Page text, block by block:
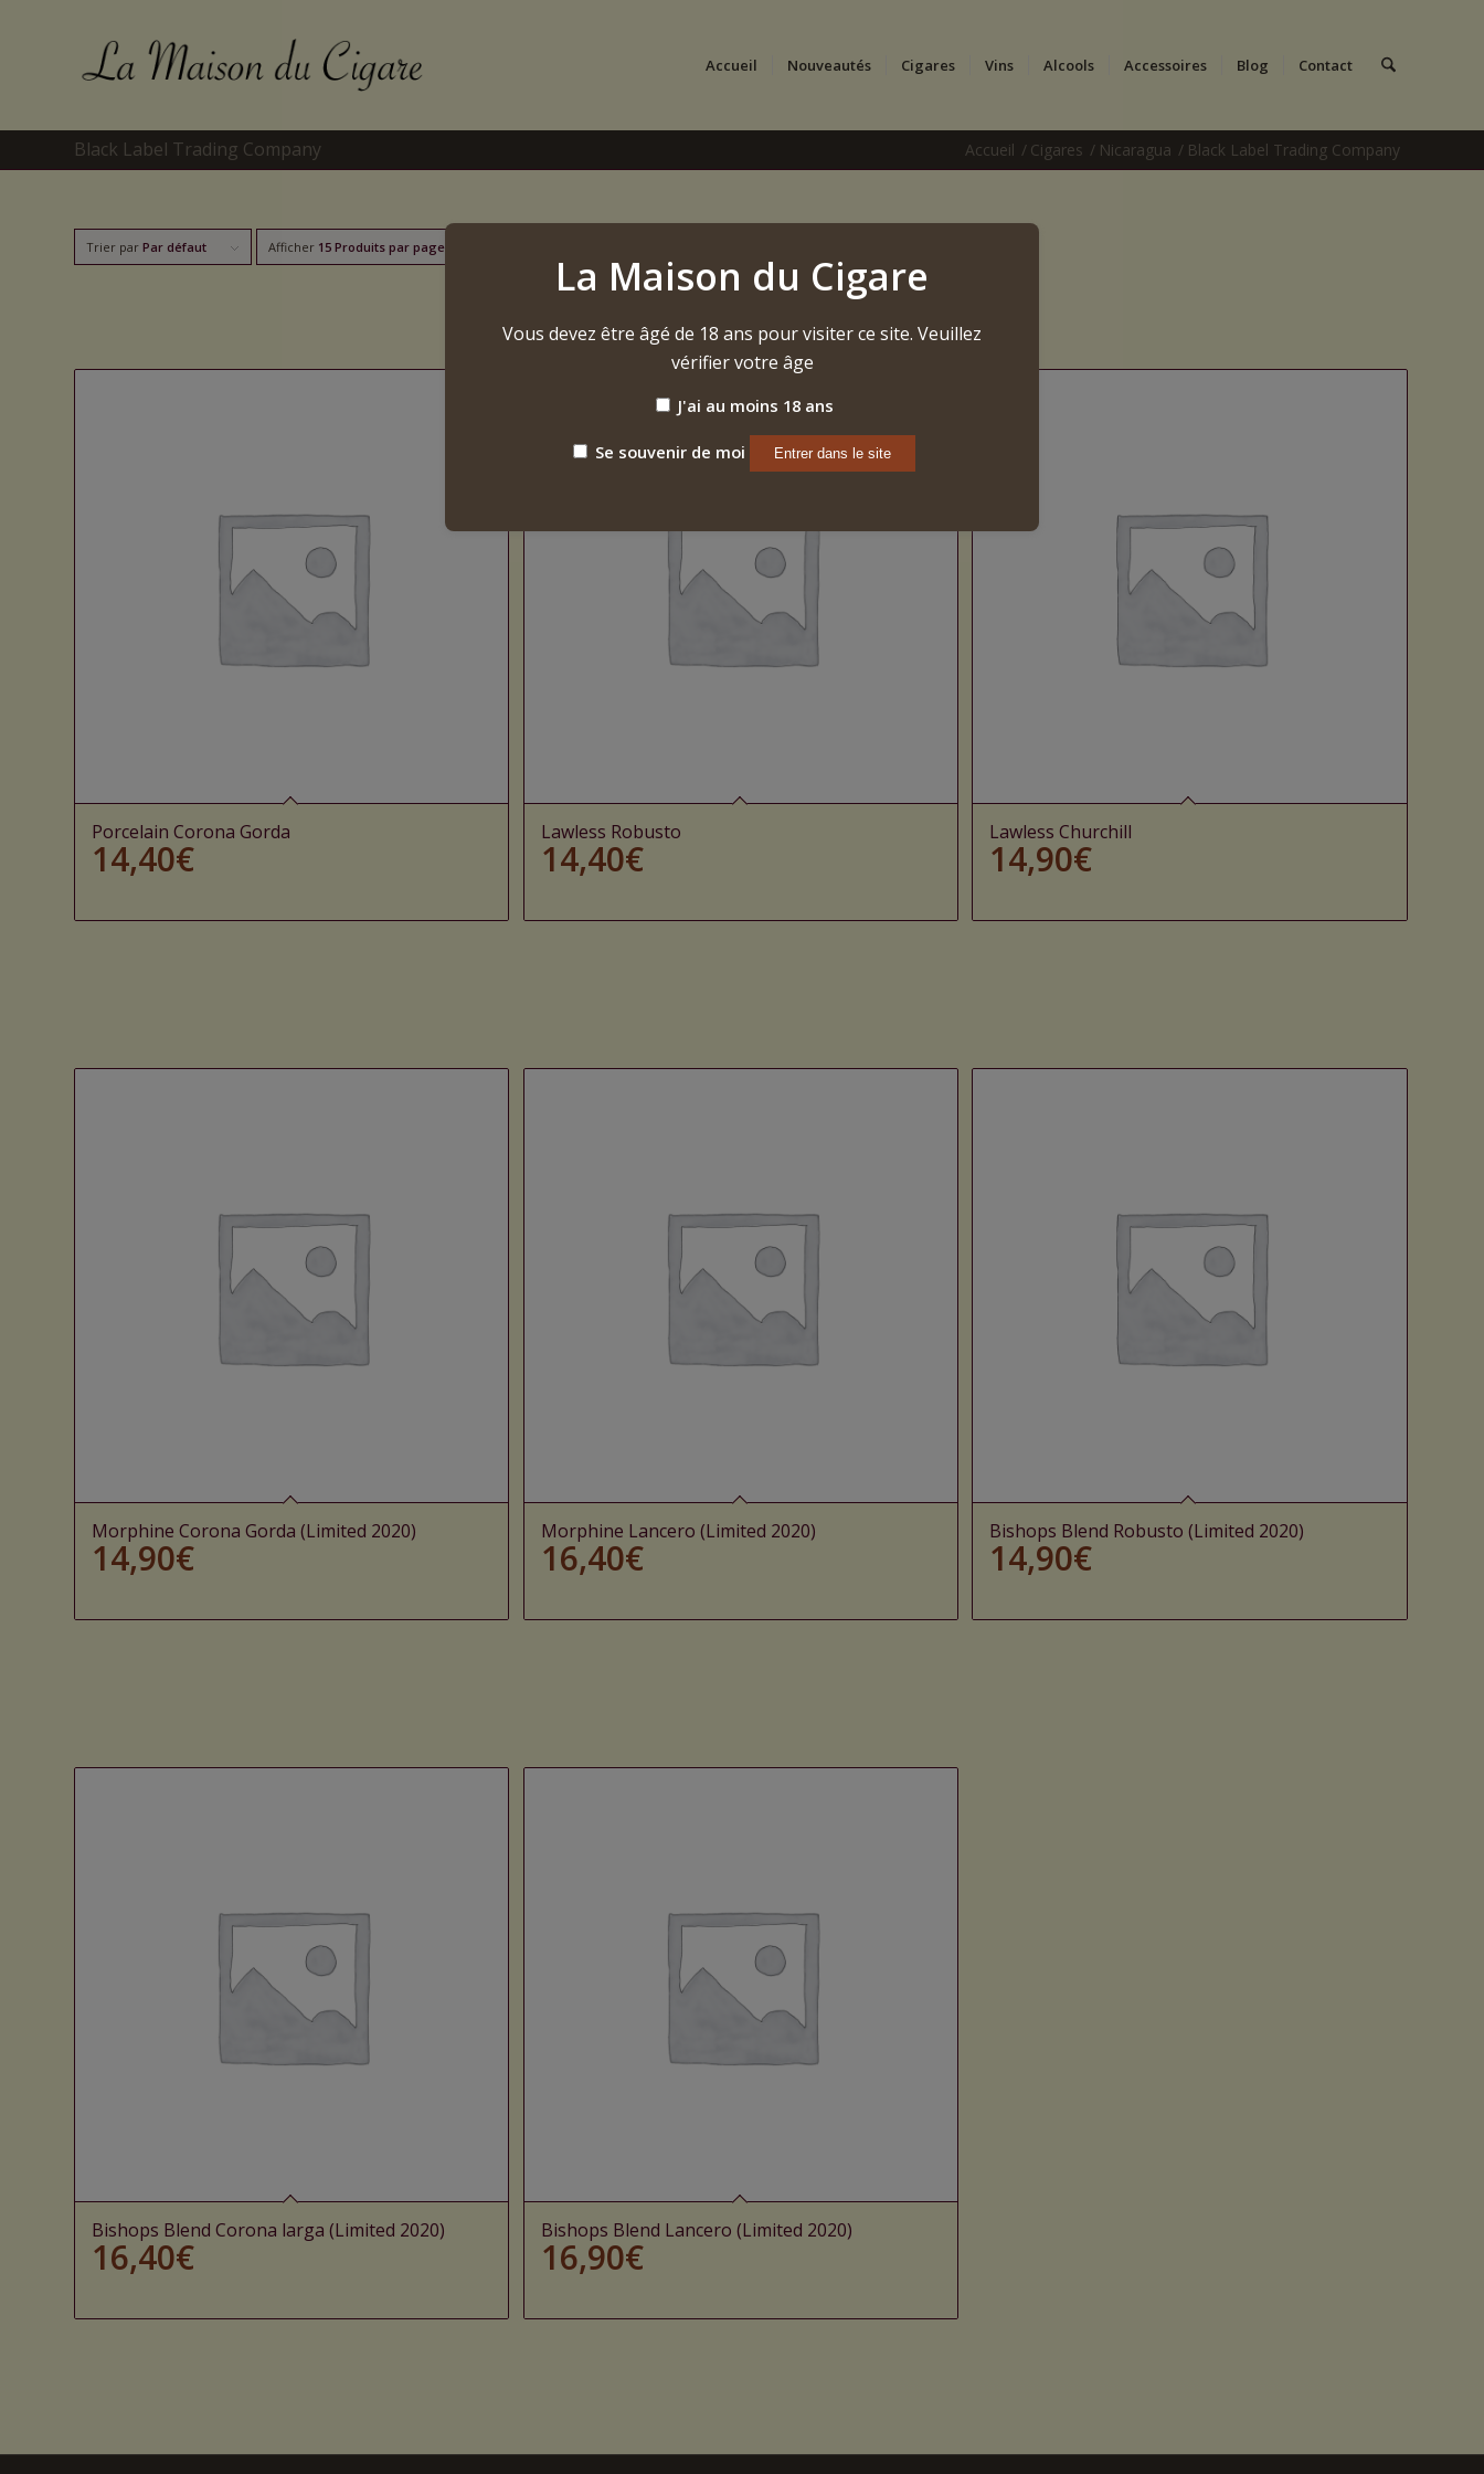
Accueil Nouveautés Cigares Vins Alcools Accessoires Blog Contact
Black Label Trading Company Accueil / Cigares / Nicaragua / Black Label Trading Company
Trier par Par défaut Afficher 15 Produits par page
Porcelain Corona Gorda
14,40€
Lawless Robusto
14,40€
Lawless Churchill
14,90€
Morphine Corona Gorda (Limited 2020)
14,90€
Morphine Lancero (Limited 2020)
16,40€
Bishops Blend Robusto (Limited 2020)
14,90€
Bishops Blend Corona larga (Limited 2020)
16,40€
Bishops Blend Lancero (Limited 2020)
16,90€
La Maison du Cigare
Vous devez être âgé de 18 ans pour visiter ce site. Veuillez
vérifier votre âge
J'ai au moins 18 ans
Se souvenir de moi